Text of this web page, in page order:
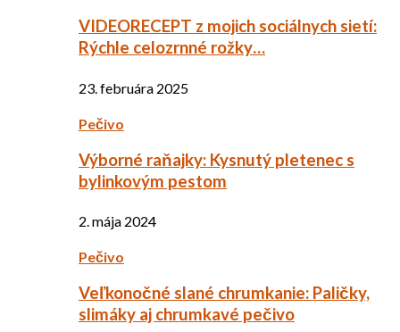
VIDEORECEPT z mojich sociálnych sietí:
Rýchle celozrnné rožky…
23. februára 2025
Pečivo
Výborné raňajky: Kysnutý pletenec s
bylinkovým pestom
2. mája 2024
Pečivo
Veľkonočné slané chrumkanie: Paličky,
slimáky aj chrumkavé pečivo